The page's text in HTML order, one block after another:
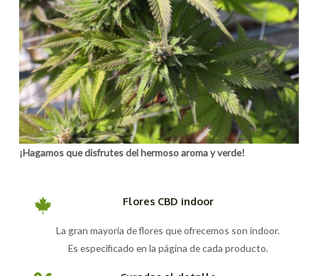
¡Hagamos que disfrutes del hermoso aroma y verde!
Flores CBD indoor
La gran mayoría de flores que ofrecemos son indoor.
Es especificado en la página de cada producto.